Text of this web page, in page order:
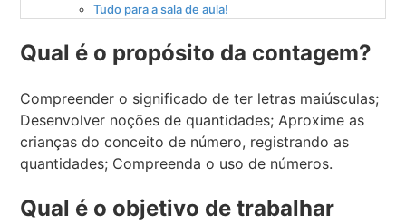
Tudo para a sala de aula!
Qual é o propósito da contagem?
Compreender o significado de ter letras maiúsculas;
Desenvolver noções de quantidades; Aproxime as
crianças do conceito de número, registrando as
quantidades; Compreenda o uso de números.
Qual é o objetivo de trabalhar